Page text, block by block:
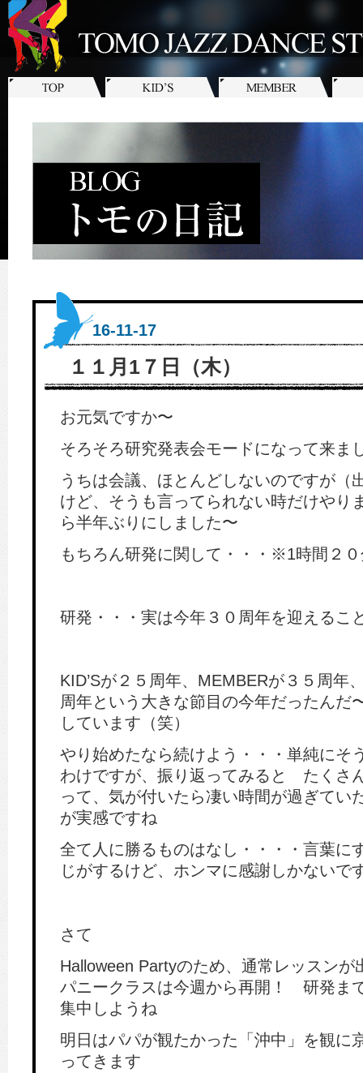
16-11-17
１１月1７日（木）
お元気ですか〜
そろそろ研究発表会モードになって来ま
うちは会議、ほとんどしないのですが（
けど、そうも言ってられない時だけやり
ら半年ぶりにしました〜
もちろん研発に関して・・・※1時間２
研発・・・実は今年３０周年を迎えるこ
KID’Sが２５周年、MEMBERが３５周年
周年という大きな節目の今年だったんだ
しています（笑）
やり始めたなら続けよう・・・単純にそ
わけですが、振り返ってみると たくさ
って、気が付いたら凄い時間が過ぎてい
が実感ですね
全て人に勝るものはなし・・・・言葉に
じがするけど、ホンマに感謝しかないで
さて
Halloween Partyのため、通常レッスンが
パニークラスは今週から再開！ 研発ま
集中しようね
明日はパパが観たかった「沖中」を観に
ってきます